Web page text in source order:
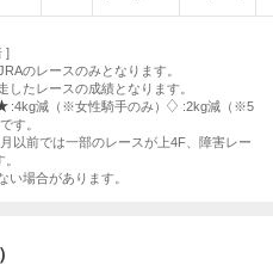
]
のレースのみとなります。
たレースの成績となります。
:4kg減（※女性騎手のみ）
:2kg減（※5
す。
以前では一部のレースが上4F、障害レー
場合があります。